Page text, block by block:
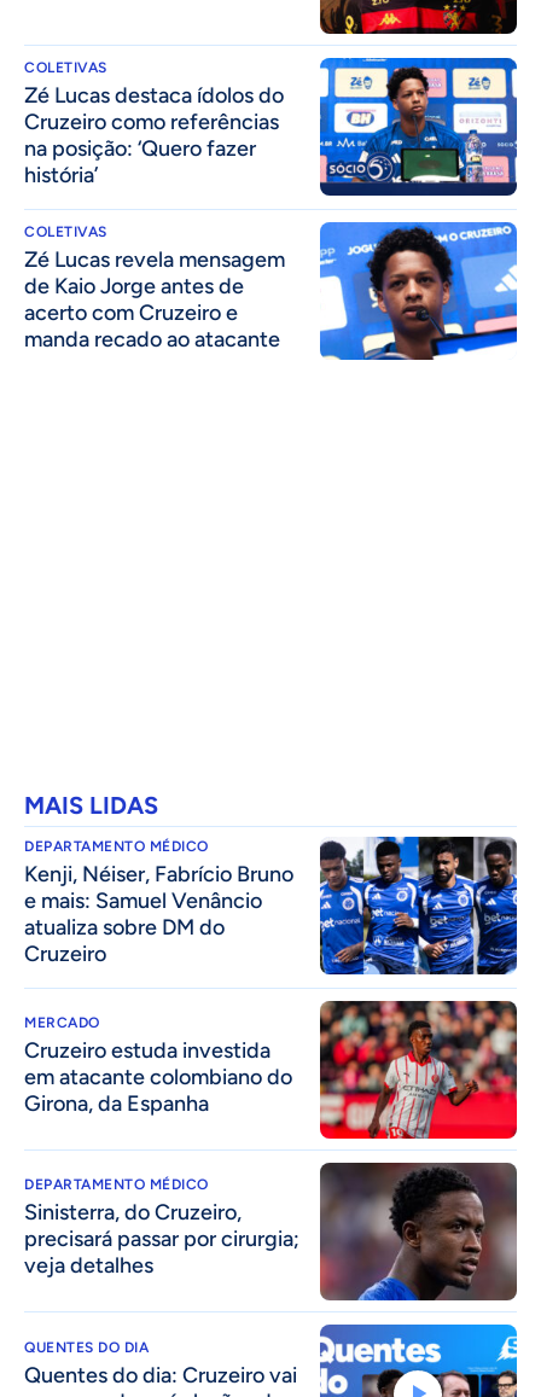
COLETIVAS
Zé Lucas destaca ídolos do
Cruzeiro como referências
na posição: ‘Quero fazer
história’
COLETIVAS
Zé Lucas revela mensagem
de Kaio Jorge antes de
acerto com Cruzeiro e
manda recado ao atacante
MAIS LIDAS
DEPARTAMENTO MÉDICO
Kenji, Néiser, Fabrício Bruno
e mais: Samuel Venâncio
atualiza sobre DM do
Cruzeiro
MERCADO
Cruzeiro estuda investida
em atacante colombiano do
Girona, da Espanha
DEPARTAMENTO MÉDICO
Sinisterra, do Cruzeiro,
precisará passar por cirurgia;
veja detalhes
QUENTES DO DIA
Quentes do dia: Cruzeiro vai